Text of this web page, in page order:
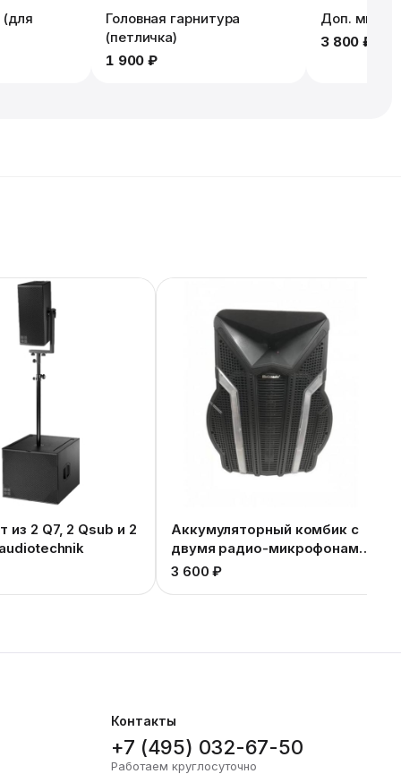
(для
Головная гарнитура
(петличка)
1 900 ₽
Доп.
3 800 ₽
из 2 Q7, 2 Qsub и 2
audiotechnik
Аккумуляторный комбик с
двумя радио-микрофонами
цветомузыкальный
3 600 ₽
Контакты
+7 (495) 032-67-50
Работаем круглосуточно